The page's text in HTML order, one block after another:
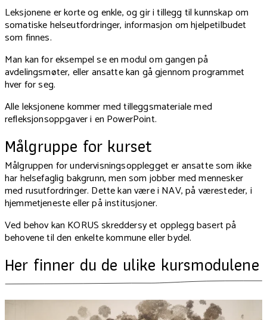
Leksjonene er korte og enkle, og gir i tillegg til kunnskap om
somatiske helseutfordringer, informasjon om hjelpetilbudet
som finnes.
Man kan for eksempel se en modul om gangen på
avdelingsmøter, eller ansatte kan gå gjennom programmet
hver for seg.
Alle leksjonene kommer med tilleggsmateriale med
refleksjonsoppgaver i en PowerPoint.
Målgruppe for kurset
Målgruppen for undervisningsopplegget er ansatte som ikke
har helsefaglig bakgrunn, men som jobber med mennesker
med rusutfordringer. Dette kan være i NAV, på væresteder, i
hjemmetjeneste eller på institusjoner.
Ved behov kan KORUS skreddersy et opplegg basert på
behovene til den enkelte kommune eller bydel.
Her finner du de ulike kursmodulene